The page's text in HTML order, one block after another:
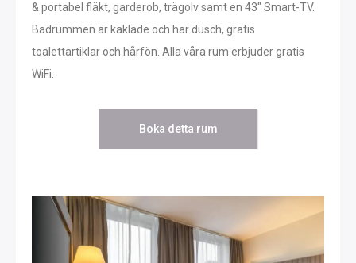
& portabel fläkt, garderob, trägolv samt en 43″ Smart-TV.
Badrummen är kaklade och har dusch, gratis
toalettartiklar och hårfön. Alla våra rum erbjuder gratis
WiFi.
Boka detta rum